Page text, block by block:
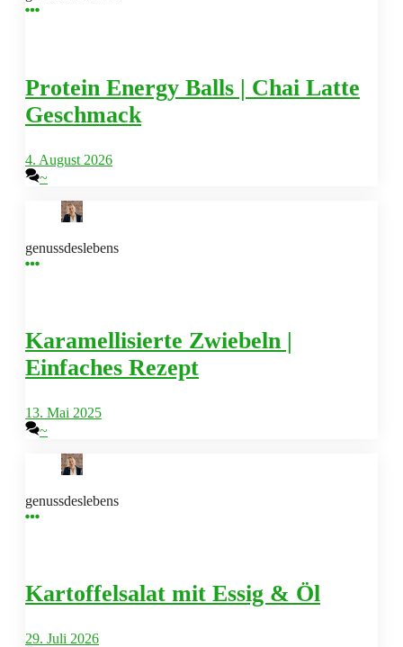
Protein Energy Balls | Chai Latte
Geschmack
4. August 2026
~
genussdeslebens
Karamellisierte Zwiebeln |
Einfaches Rezept
13. Mai 2025
~
genussdeslebens
Kartoffelsalat mit Essig & Öl
29. Juli 2026